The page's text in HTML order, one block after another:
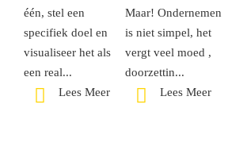
één, stel een
specifiek doel en
visualiseer het als
een real...
Lees Meer
Maar! Ondernemen
is niet simpel, het
vergt veel moed ,
doorzettin...
Lees Meer